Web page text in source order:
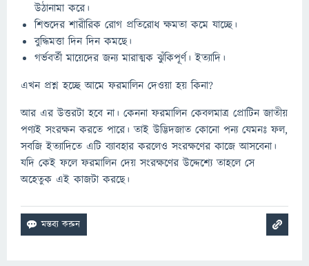
উঠানামা করে।
শিশুদের শারীরিক রোগ প্রতিরোধ ক্ষমতা কমে যাচ্ছে।
বুদ্ধিমত্তা দিন দিন কমছে।
গর্ভবর্তী মায়েদের জন্য মারাত্মক ঝুঁকিপূর্ণ। ইত্যাদি।
এখন প্রশ্ন হচ্ছে আমে ফরমালিন দেওয়া হয় কিনা?
আর এর উত্তরটা হবে না। কেননা ফরমালিন কেবলমাত্র প্রোটিন জাতীয়
পণ্যই সংরক্ষন করতে পারে। তাই উদ্ভিদজাত কোনো পন্য যেমনঃ ফল,
সবজি ইত্যাদিতে এটি ব্যাবহার করলেও সংরক্ষণের কাজে আসবেনা।
যদি কেই ফলে ফরমালিন দেয় সংরক্ষণের উদ্দেশ্যে তাহলে সে
অহেতুক এই কাজটা করছে।